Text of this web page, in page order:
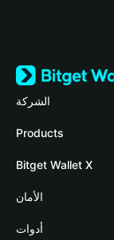
الشركة
المدونة
الأكاديمية
أخبار العملات المشفرة
Products
Crypto Card
Stablecoin Earn
Payfi Crypto
Bitget Wallet X
المطورون
ربط المحفظة
الأمان
صندوق الحماية
أدوات